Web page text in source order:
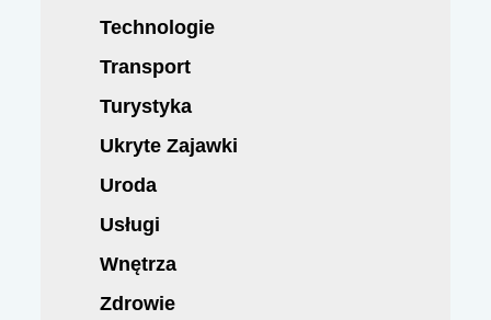
Technologie
Transport
Turystyka
Ukryte Zajawki
Uroda
Usługi
Wnętrza
Zdrowie